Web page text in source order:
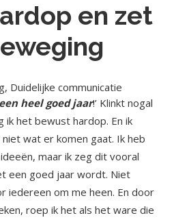
en zet
, Duidelijke communicatie
heel goed jaar!’ Klinkt nogal
ik het bewust hardop. En ik
wat er komen gaat. Ik heb
maar ik zeg dit vooral
een goed jaar wordt. Niet
iedereen om me heen. En door
roep ik het als het ware die